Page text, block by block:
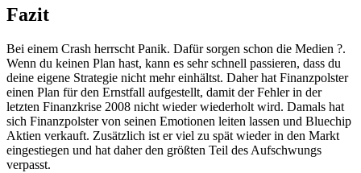
Fazit
Bei einem Crash herrscht Panik. Dafür sorgen schon die Medien ?.
Wenn du keinen Plan hast, kann es sehr schnell passieren, dass du
deine eigene Strategie nicht mehr einhältst. Daher hat Finanzpolster
einen Plan für den Ernstfall aufgestellt, damit der Fehler in der
letzten Finanzkrise 2008 nicht wieder wiederholt wird. Damals hat
sich Finanzpolster von seinen Emotionen leiten lassen und Bluechip
Aktien verkauft. Zusätzlich ist er viel zu spät wieder in den Markt
eingestiegen und hat daher den größten Teil des Aufschwungs
verpasst.